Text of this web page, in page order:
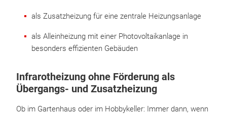
als Zusatzheizung für eine zentrale Heizungsanlage
als Alleinheizung mit einer Photovoltaikanlage in
besonders effizienten Gebäuden
Infrarotheizung ohne Förderung als
Übergangs- und Zusatzheizung
Ob im Gartenhaus oder im Hobbykeller: Immer dann, wenn